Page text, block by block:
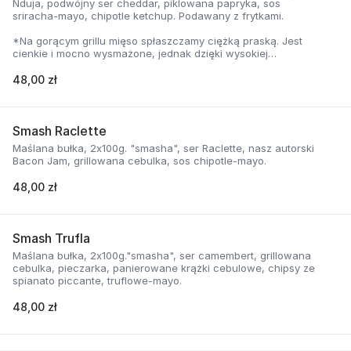
Nduja, podwójny ser cheddar, piklowana papryka, sos
sriracha-mayo, chipotle ketchup. Podawany z frytkami.
*Na gorącym grillu mięso spłaszczamy ciężką praską. Jest
cienkie i mocno wysmażone, jednak dzięki wysokiej
delikatną soczystość.
48,00 zł
Smash Raclette
Maślana bułka, 2x100g. "smasha", ser Raclette, nasz autorski
Bacon Jam, grillowana cebulka, sos chipotle-mayo.
48,00 zł
Smash Trufla
Maślana bułka, 2x100g."smasha", ser camembert, grillowana
cebulka, pieczarka, panierowane krążki cebulowe, chipsy ze
spianato piccante, truflowe-mayo.
48,00 zł